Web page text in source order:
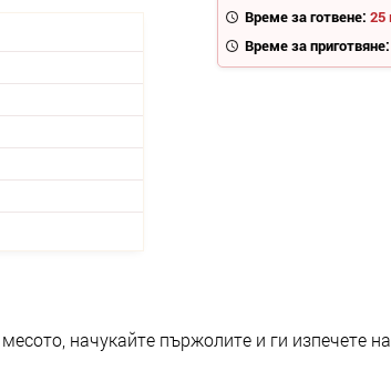
Време за готвене: 25
Време за приготвяне:
начукайте пържолите и ги изпечете